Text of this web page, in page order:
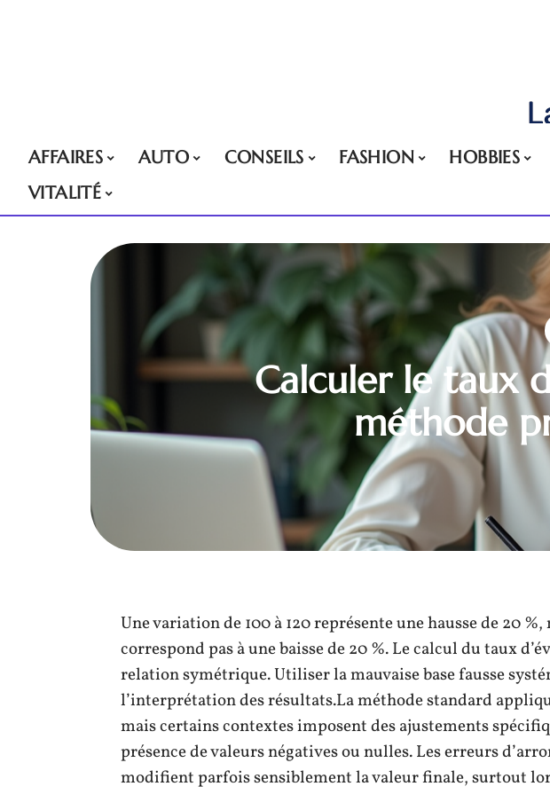
AFFAIRES AUTO CONSEILS FASHION HOBBIES
VITALITÉ
Calculer le taux
méthode
Une variation de 100 à 120 représente une hausse de 20 %,
correspond pas à une baisse de 20 %. Le calcul du taux
relation symétrique. Utiliser la mauvaise base fausse
l’interprétation des résultats.La méthode standard
mais certains contextes imposent des ajustements
présence de valeurs négatives ou nulles. Les erreurs
modifient parfois sensiblement la valeur finale, surtout